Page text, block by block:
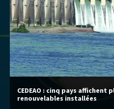
CEDEAO : cinq pays affichent
renouvelables installées